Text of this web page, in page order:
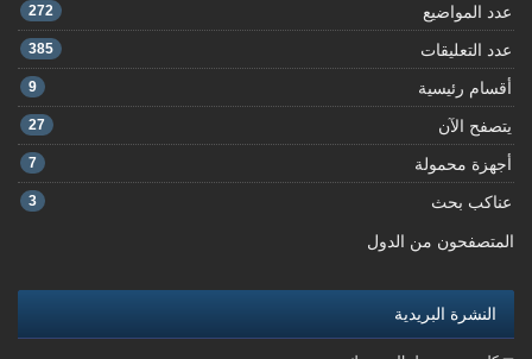
عدد المواضيع 272
عدد التعليقات 385
أقسام رئيسية 9
يتصفح الآن 27
أجهزة محمولة 7
عناكب بحث 3
المتصفحون من الدول
النشرة البريدية